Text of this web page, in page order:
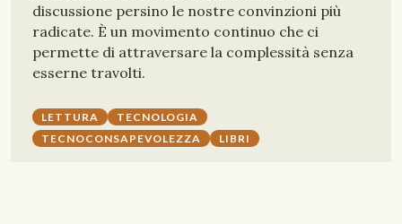
discussione persino le nostre convinzioni più
radicate. È un movimento continuo che ci
permette di attraversare la complessità senza
esserne travolti.
LETTURA
TECNOLOGIA
TECNOCONSAPEVOLEZZA
LIBRI